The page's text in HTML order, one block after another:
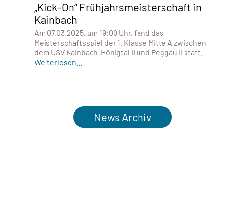
„Kick-On“ Frühjahrsmeisterschaft in
Kainbach
Am 07.03.2025, um 19:00 Uhr, fand das
Meisterschaftsspiel der 1. Klasse Mitte A zwischen
dem USV Kainbach-Hönigtal II und Peggau II statt.
Weiterlesen...
News Archiv